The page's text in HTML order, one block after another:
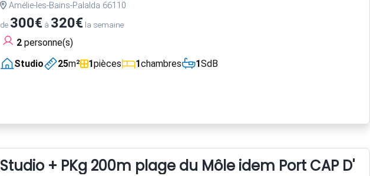
Amélie-les-Bains-Palalda 66110
de 300€à 320€la semaine
2personne(s)
Studio
25m² 1pièces 1chambres 1SdB
Studio + PKg 200m plage du Môle idem Port CAP